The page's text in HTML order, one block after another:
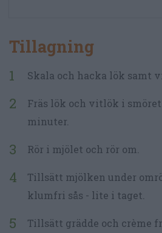
Tillagning
Skala och hacka lök samt
Fräs lök och vitlök i
minuter.
Rör i mjölet och rör om.
Tillsätt mjölken under
klumfri sås - lite i taget.
Tillsätt grädde och crème